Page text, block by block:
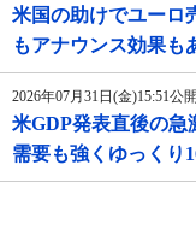
米国の助けでユーロ
もアナウンス効果も
2026年07月31日(金)15:51公開
米GDP発表直後の急
需要も強くゆっくり